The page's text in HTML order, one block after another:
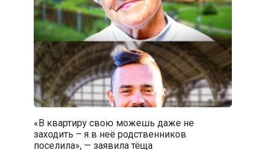
«В квартиру свою можешь даже не
заходить – я в неё родственников
поселила», — заявила тёща